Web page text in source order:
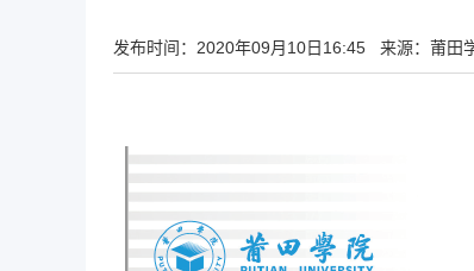
发布时间： 2020年09月10日16:45 来源：莆田